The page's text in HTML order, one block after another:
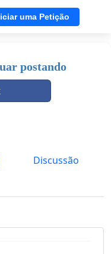
uma Petição
postando
Discussão